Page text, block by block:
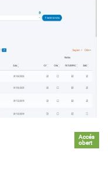
Accés
obert